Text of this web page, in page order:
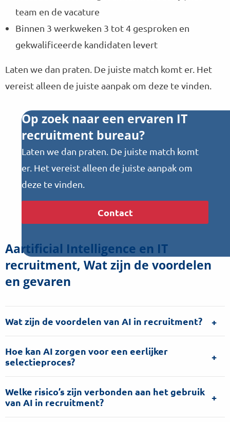
team en de vacature
Binnen 3 werkweken 3 tot 4 gesproken en
gekwalificeerde kandidaten levert
Laten we dan praten. De juiste match komt er. Het
vereist alleen de juiste aanpak om deze te vinden.
Op zoek naar een ervaren IT
recruitment bureau?
Laten we dan praten. De juiste match komt
er. Het vereist alleen de juiste aanpak om
deze te vinden.
Contact
Aartificial Intelligence en IT
recruitment, Wat zijn de voordelen
en gevaren
Wat zijn de voordelen van AI in recruitment?
Hoe kan AI zorgen voor een eerlijker
selectieproces?
Welke risico’s zijn verbonden aan het gebruik
van AI in recruitment?